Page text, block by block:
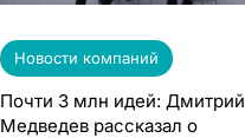
Новости компаний
Почти 3 млн идей: Дмитрий
Медведев рассказал о